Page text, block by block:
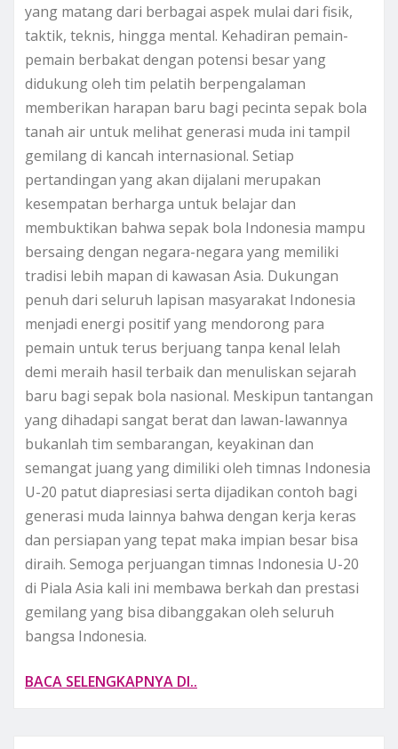
yang matang dari berbagai aspek mulai dari fisik,
taktik, teknis, hingga mental. Kehadiran pemain-
pemain berbakat dengan potensi besar yang
didukung oleh tim pelatih berpengalaman
memberikan harapan baru bagi pecinta sepak bola
tanah air untuk melihat generasi muda ini tampil
gemilang di kancah internasional. Setiap
pertandingan yang akan dijalani merupakan
kesempatan berharga untuk belajar dan
membuktikan bahwa sepak bola Indonesia mampu
bersaing dengan negara-negara yang memiliki
tradisi lebih mapan di kawasan Asia. Dukungan
penuh dari seluruh lapisan masyarakat Indonesia
menjadi energi positif yang mendorong para
pemain untuk terus berjuang tanpa kenal lelah
demi meraih hasil terbaik dan menuliskan sejarah
baru bagi sepak bola nasional. Meskipun tantangan
yang dihadapi sangat berat dan lawan-lawannya
bukanlah tim sembarangan, keyakinan dan
semangat juang yang dimiliki oleh timnas Indonesia
U-20 patut diapresiasi serta dijadikan contoh bagi
generasi muda lainnya bahwa dengan kerja keras
dan persiapan yang tepat maka impian besar bisa
diraih. Semoga perjuangan timnas Indonesia U-20
di Piala Asia kali ini membawa berkah dan prestasi
gemilang yang bisa dibanggakan oleh seluruh
bangsa Indonesia.
BACA SELENGKAPNYA DI..